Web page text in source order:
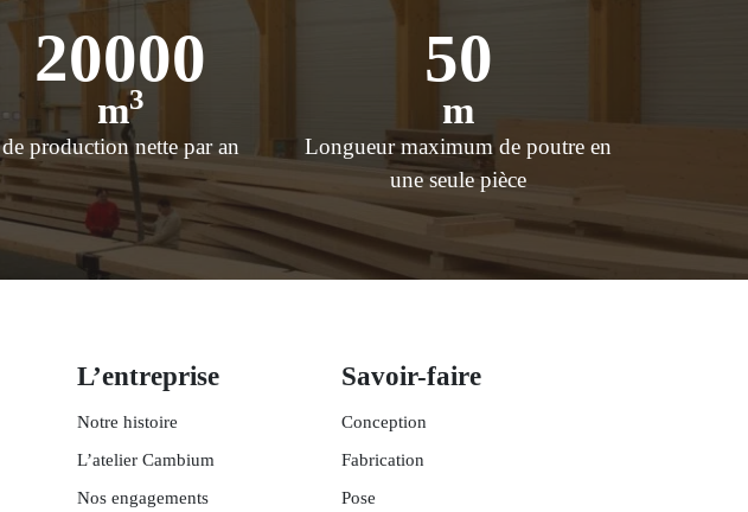
20000
m3
de production nette par an
50
m
Longueur maximum de poutre en
une seule pièce
L’entreprise
Notre histoire
L’atelier Cambium
Nos engagements
Savoir-faire
Conception
Fabrication
Pose